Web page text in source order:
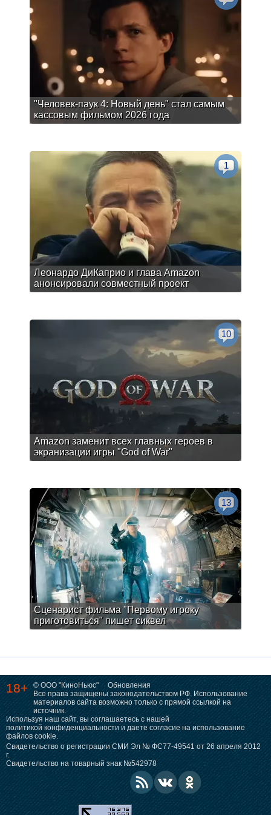
"Человек-паук 4: Новый день" стал самым
кассовым фильмом 2026 года
Леонардо ДиКаприо и глава Amazon
анонсировали совместный проект
1
Amazon заменит всех главных героев в
экранизации игры "God of War"
10
Сценарист фильма "Первому игроку
приготовиться" пишет сиквел
13
18+ © ООО "КиноНьюс"
Обновления
Все права защищены законодательством РФ. Использование
материалов сайта возможно только с прямой ссылкой на
источник.
Используя наш сайт, вы соглашаетесь с нашей
политикой конфиденциальности и даете согласие на использование
файлов cookie.
Свидетельство о регистрации СМИ Эл № ФС77-49541 от 26 апреля 2012
г.
Свидетельство на товарный знак №542978